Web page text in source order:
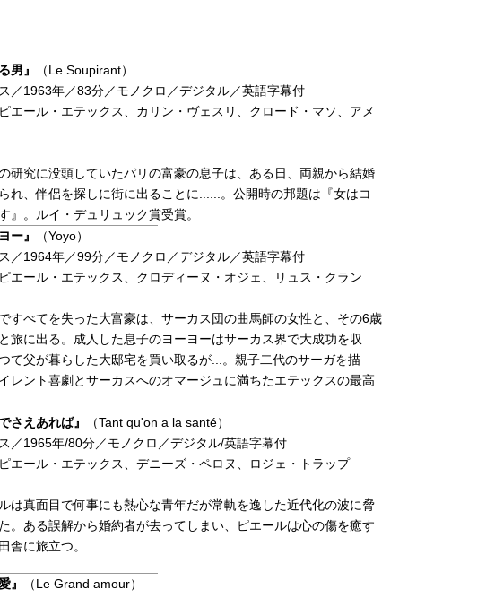
男』
（Le Soupirant）
／1963年／83分／モノクロ／デジタル／英語字幕付
エール・エテックス、カリン・ヴェスリ、クロード・マソ、アメ
研究に没頭していたパリの富豪の息子は、ある日、両親から結婚
れ、伴侶を探しに街に出ることに......。公開時の邦題は『女はコ
』。ルイ・デュリュック賞受賞。
ー』
（Yoyo）
／1964年／99分／モノクロ／デジタル／英語字幕付
エール・エテックス、クロディーヌ・オジェ、リュス・クラン
すべてを失った大富豪は、サーカス団の曲馬師の女性と、その6歳
旅に出る。成人した息子のヨーヨーはサーカス界で大成功を収
て父が暮らした大邸宅を買い取るが...。親子二代のサーガを描
レント喜劇とサーカスへのオマージュに満ちたエテックスの最高
さえあれば』
（Tant qu'on a la santé）
／1965年/80分／モノクロ／デジタル/英語字幕付
エール・エテックス、デニーズ・ペロヌ、ロジェ・トラップ
は真面目で何事にも熱心な青年だが常軌を逸した近代化の波に脅
。ある誤解から婚約者が去ってしまい、ピエールは心の傷を癒す
舎に旅立つ。
』
（Le Grand amour）